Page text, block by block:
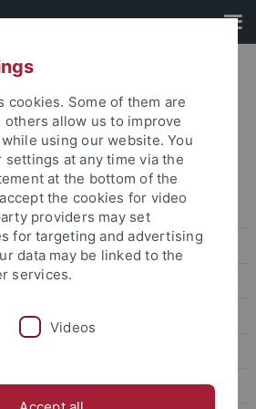
... Im Austausch
cookies. Some of them are
others allow us to improve
using our website. You
settings at any time via the
at the bottom of the
the cookies for video
providers may set
for targeting and advertising
data may be linked to the
services.
Videos